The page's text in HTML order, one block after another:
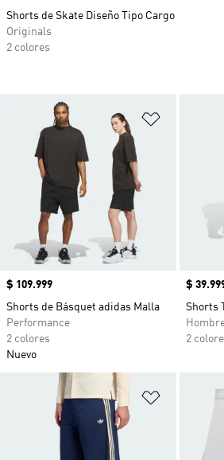
Añadir a
Precio
$ 109.999
Shorts de Básquet adidas Malla
Performance
2 colores
Nuevo
Precio
$
Shorts
2
Shorts de Skate Diseño Tipo Cargo
Originals
2 colores